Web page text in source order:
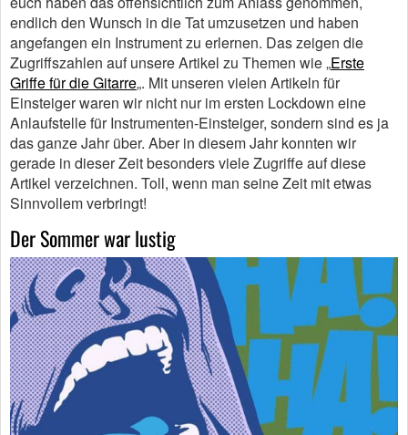
endlich den Wunsch in die Tat umzusetzen und haben
angefangen ein Instrument zu erlernen. Das zeigen die
Zugriffszahlen auf unsere Artikel zu Themen wie „Erste
Griffe für die Gitarre„. Mit unseren vielen Artikeln für
Einsteiger waren wir nicht nur im ersten Lockdown eine
Anlaufstelle für Instrumenten-Einsteiger, sondern sind es ja
das ganze Jahr über. Aber in diesem Jahr konnten wir
gerade in dieser Zeit besonders viele Zugriffe auf diese
Artikel verzeichnen. Toll, wenn man seine Zeit mit etwas
Sinnvollem verbringt!
Der Sommer war lustig